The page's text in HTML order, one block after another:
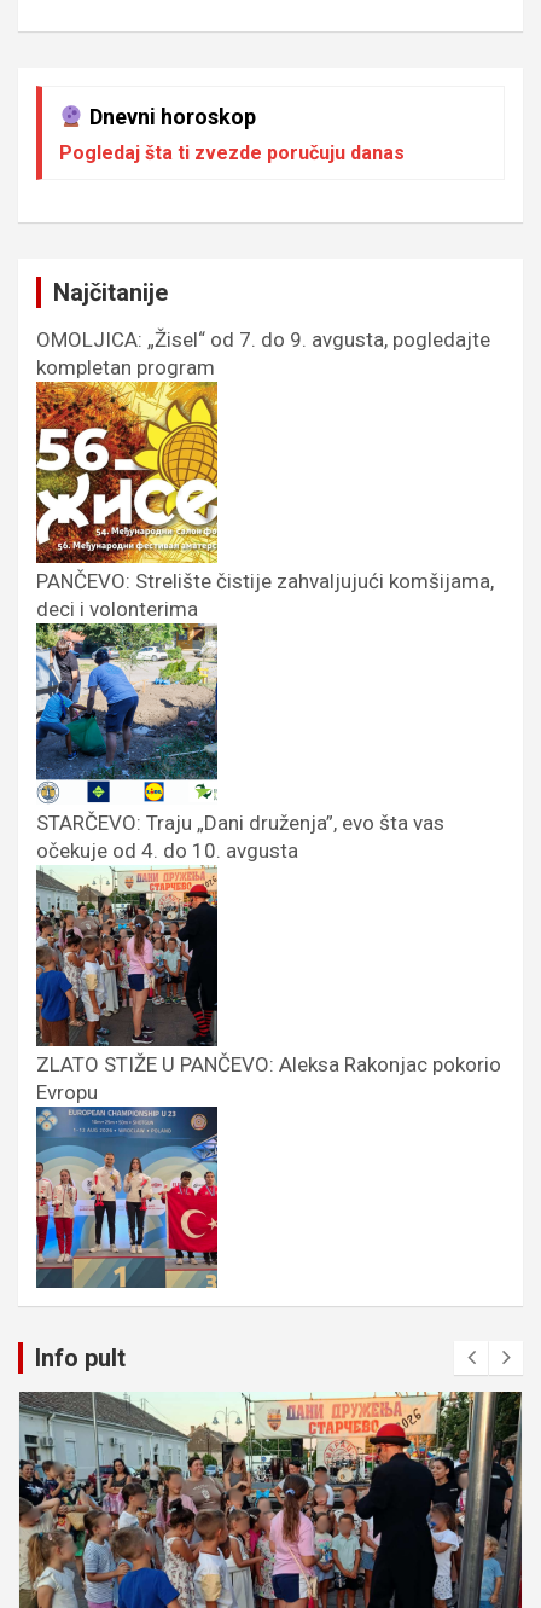
Dnevni horoskop
Pogledaj šta ti zvezde poručuju danas
Najčitanije
OMOLJICA: „Žisel“ od 7. do 9. avgusta, pogledajte
kompletan program
PANČEVO: Strelište čistije zahvaljujući komšijama,
deci i volonterima
STARČEVO: Traju „Dani druženja”, evo šta vas
očekuje od 4. do 10. avgusta
ZLATO STIŽE U PANČEVO: Aleksa Rakonjac pokorio
Evropu
Info pult